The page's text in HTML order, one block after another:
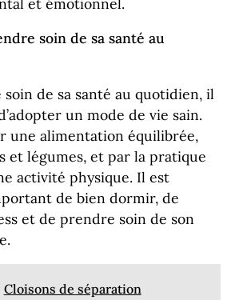
soin de sa santé au
de sa santé au quotidien, il
un mode de vie sain.
une alimentation équilibrée,
et légumes, et par la pratique
activité physique. Il est
de bien dormir, de
et de prendre soin de son
Cloisons de séparation